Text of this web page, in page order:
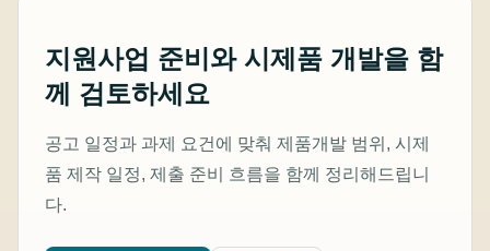
지원사업 준비와 시제품 개발을 함
께 검토하세요
공고 일정과 과제 요건에 맞춰 제품개발 범위, 시제
품 제작 일정, 제출 준비 흐름을 함께 정리해드립니
다.